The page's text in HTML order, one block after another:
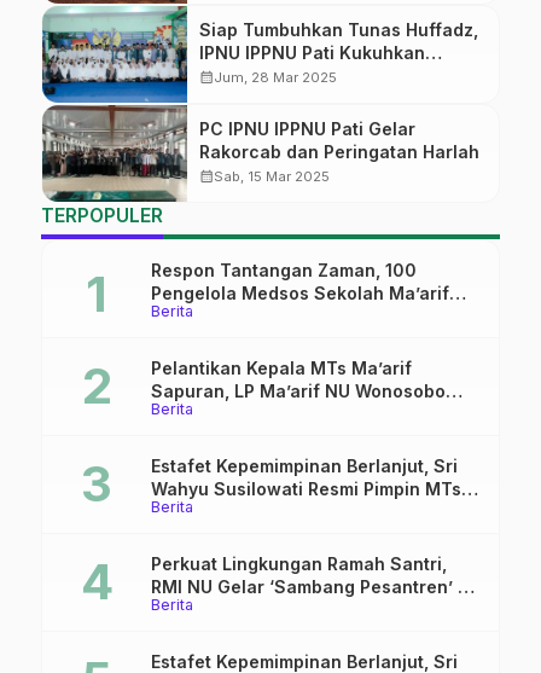
Siap Tumbuhkan Tunas Huffadz,
IPNU IPPNU Pati Kukuhkan
Jam’iyyah Mudarosah
calendar_monthJum, 28 Mar 2025
PC IPNU IPPNU Pati Gelar
Rakorcab dan Peringatan Harlah
calendar_monthSab, 15 Mar 2025
TERPOPULER
Berita
Respon Tantangan Zaman, 100
Pengelola Medsos Sekolah Ma’arif
Pekalongan Ikuti Pelatihan Literasi
Berita
Pelantikan Kepala MTs Ma’arif
Sapuran, LP Ma’arif NU Wonosobo
Tekankan Lima Amanah
Berita
Estafet Kepemimpinan Berlanjut, Sri
Wahyu Susilowati Resmi Pimpin MTs
Ma’arif Sapuran
Berita
Perkuat Lingkungan Ramah Santri,
RMI NU Gelar ‘Sambang Pesantren’ di
Pati
Estafet Kepemimpinan Berlanjut, Sri